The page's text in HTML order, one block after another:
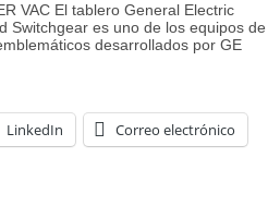
VAC El tablero General Electric
Switchgear es uno de los equipos de
desarrollados por GE
LinkedIn Correo electrónico